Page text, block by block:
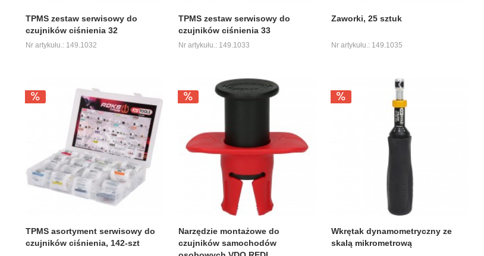
TPMS zestaw serwisowy do
czujników ciśnienia 32
Nr artykułu.: 149.1032
TPMS zestaw serwisowy do
czujników ciśnienia 33
Nr artykułu.: 149.1033
Zaworki, 25 sztuk
Nr artykułu.: 149.1035
TPMS asortyment serwisowy do
czujników ciśnienia, 142-szt
Narzędzie montażowe do
czujników samochodów
Wkrętak dynamometryczny ze
skalą mikrometrową